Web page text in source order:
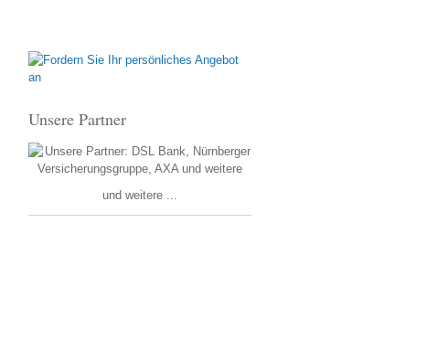
Unsere Partner
und weitere ...